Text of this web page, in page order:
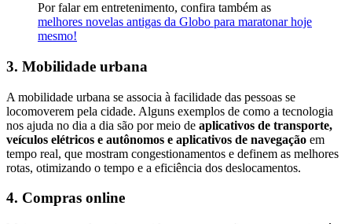
Por falar em entretenimento, confira também as
melhores novelas antigas da Globo para maratonar hoje
mesmo!
3. Mobilidade urbana
A mobilidade urbana se associa à facilidade das pessoas se
locomoverem pela cidade. Alguns exemplos de como a tecnologia
nos ajuda no dia a dia são por meio de aplicativos de transporte,
veículos elétricos e autônomos e aplicativos de navegação em
tempo real, que mostram congestionamentos e definem as melhores
rotas, otimizando o tempo e a eficiência dos deslocamentos.
4. Compras online